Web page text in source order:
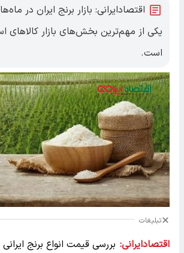
اقتصادایرانی: بازار برنج ایران در
یکی از مهم‌ترین بخش‌های بازار کالاهای
است.
تبلیغات
اقتصادایرانی: بررسی قیمت انواع برنج